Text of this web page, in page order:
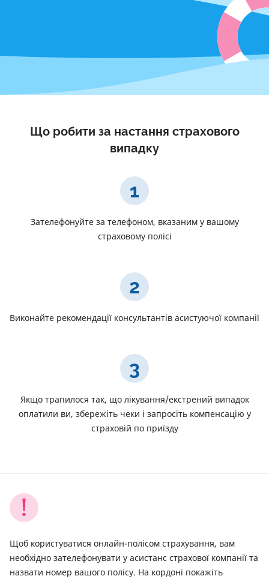
Що робити за настання страхового
випадку
1
Зателефонуйте за телефоном, вказаним у вашому
страховому полісі
2
Виконайте рекомендації консультантів асистуючої компанії
3
Якщо трапилося так, що лікування/екстрений випадок
оплатили ви, збережіть чеки і запросіть компенсацію у
страховій по приїзду
Щоб користуватися онлайн-полісом страхування, вам
необхідно зателефонувати у асистанс страхової компанії та
назвати номер вашого полісу. На кордоні покажіть